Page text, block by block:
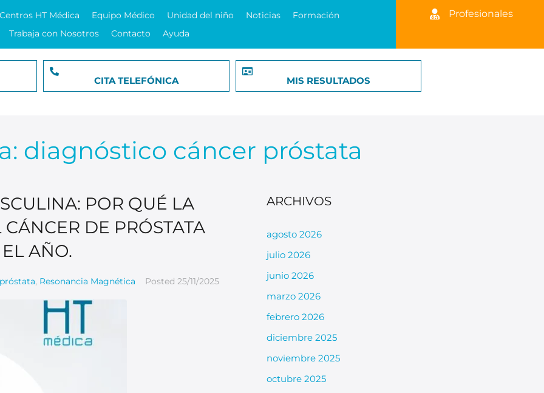
HT Médica Equipo Médico Unidad del niño Noticias
Formación
Trabaja con Nosotros
Contacto Ayuda
Profesionales
CITA TELEFÓNICA MIS RESULTADOS
diagnóstico cáncer próstata
POR QUÉ LA
DE PRÓSTATA
AÑO.
, Resonancia Magnética Posted 25/11/2025
ARCHIVOS
agosto 2026
julio 2026
junio 2026
marzo 2026
febrero 2026
diciembre 2025
noviembre 2025
octubre 2025